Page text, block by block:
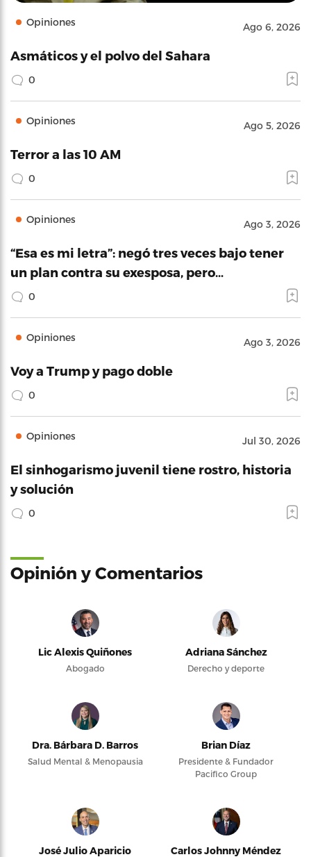
Opiniones Ago 6, 2026
Asmáticos y el polvo del Sahara
0
Opiniones Ago 5, 2026
Terror a las 10 AM
0
Opiniones Ago 3, 2026
“Esa es mi letra”: negó tres veces bajo tener
un plan contra su exesposa, pero…
0
Opiniones Ago 3, 2026
Voy a Trump y pago doble
0
Opiniones Jul 30, 2026
El sinhogarismo juvenil tiene rostro, historia
y solución
0
Opinión y Comentarios
Lic Alexis Quiñones
Abogado
Adriana Sánchez
Derecho y deporte
Dra. Bárbara D. Barros
Salud Mental & Menopausia
Brian Díaz
Presidente & Fundador
Pacifico Group
José Julio Aparicio
Carlos Johnny Méndez